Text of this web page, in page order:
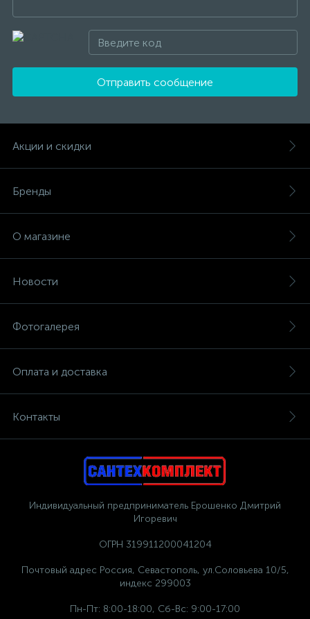
Отправить сообщение
Акции и скидки
Бренды
О магазине
Новости
Фотогалерея
Оплата и доставка
Контакты
Индивидуальный предприниматель Ерошенко Дмитрий
Игоревич
ОГРН 319911200041204
Почтовый адрес Россия, Севастополь, ул.Соловьева 10/5,
индекс 299003
Пн-Пт: 8:00-18:00, Сб-Вс: 9:00-17:00